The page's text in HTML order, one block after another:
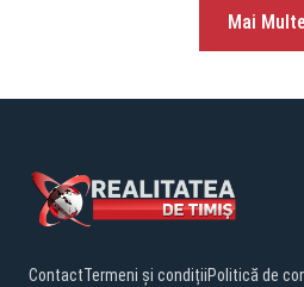
Mai Multe
ContactTermeni și condițiiPolitică de